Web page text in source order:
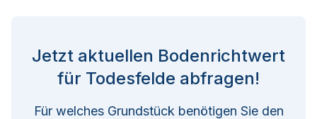
Jetzt aktuellen Bodenrichtwert
für Todesfelde abfragen!
Für welches Grundstück benötigen Sie den